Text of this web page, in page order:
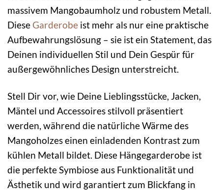
massivem Mangobaumholz und robustem Metall.
Diese Garderobe ist mehr als nur eine praktische
Aufbewahrungslösung – sie ist ein Statement, das
Deinen individuellen Stil und Dein Gespür für
außergewöhnliches Design unterstreicht.
Stell Dir vor, wie Deine Lieblingsstücke, Jacken,
Mäntel und Accessoires stilvoll präsentiert
werden, während die natürliche Wärme des
Mangoholzes einen einladenden Kontrast zum
kühlen Metall bildet. Diese Hängegarderobe ist
die perfekte Symbiose aus Funktionalität und
Ästhetik und wird garantiert zum Blickfang in